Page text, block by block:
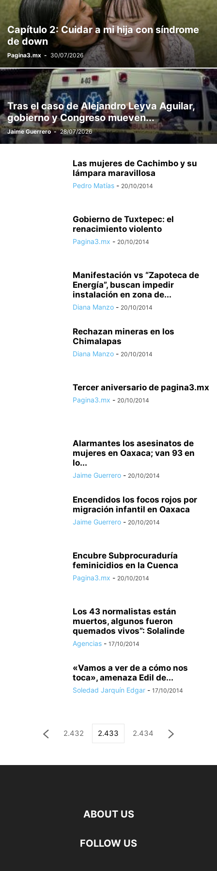
Capítulo 2: Cuidar a mi hija con síndrome
de down
Pagina3.mx - 30/07/2026
Tras el caso de Alejandro Leyva Aguilar,
gobierno y Congreso mueven...
Jaime Guerrero - 28/07/2026
Las mujeres de Cachimbo y su
lámpara maravillosa
Pedro Matías - 20/10/2014
Gobierno de Tuxtepec: el
renacimiento violento
Pagina3.mx - 20/10/2014
Manifestación vs “Zapoteca de
Energía”, buscan impedir
instalación en zona de...
Diana Manzo - 20/10/2014
Rechazan mineras en los
Chimalapas
Diana Manzo - 20/10/2014
Tercer aniversario de pagina3.mx
Pagina3.mx - 20/10/2014
Alarmantes los asesinatos de
mujeres en Oaxaca; van 93 en
lo...
Jaime Guerrero - 20/10/2014
Encendidos los focos rojos por
migración infantil en Oaxaca
Jaime Guerrero - 20/10/2014
Encubre Subprocuraduría
feminicidios en la Cuenca
Pagina3.mx - 20/10/2014
Los 43 normalistas están
muertos, algunos fueron
quemados vivos”: Solalinde
Agencias - 17/10/2014
«Vamos a ver de a cómo nos
toca», amenaza Edil de...
Soledad Jarquín Edgar - 17/10/2014
2.432 2.433 2.434
ABOUT US
FOLLOW US